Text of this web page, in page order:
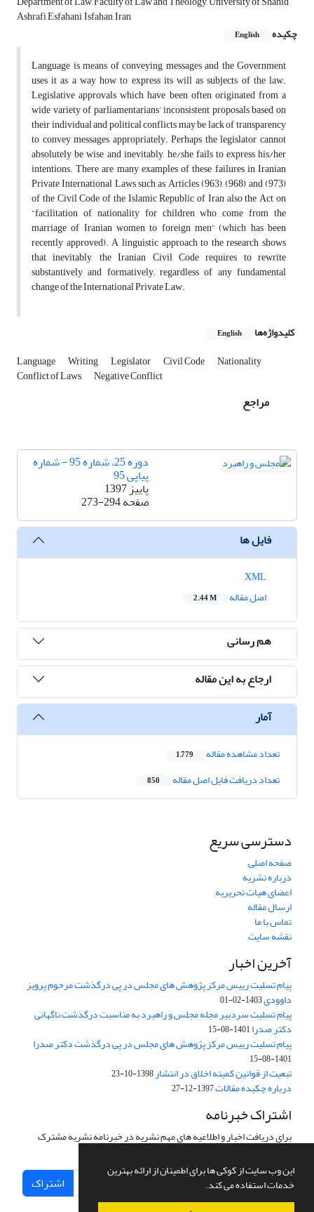
این وب سایت از کوکی ها برای اطمینان از ارائه بهترین
خدمات استفاده می کند.
Ashrafi Esfahani, Isfahan, Iran
چکیده
English
Language is means of conveying messages and the Government
uses it as a way how to express its will as subjects of the law.
Legislative approvals which have been often originated from a
wide variety of parliamentarians’ inconsistent proposals based on
their individual and political conflicts may be lack of transparency
to convey messages appropriately. Perhaps the legislator cannot
absolutely be wise, and inevitably, he/she fails to express his/her
intentions. There are many examples of these failures in Iranian
Private International Laws such as Articles (963), (968) and (973)
of the Civil Code of the Islamic Republic of Iran also the Act on
“facilitation of nationality for children who come from the
marriage of Iranian women to foreign men” (which has been
recently approved). A linguistic approach to the research shows
that inevitably, the Iranian Civil Code requires to rewrite
substantively and formatively; regardless of any fundamental
change of the International Private Law.
کلیدواژه‌ها English
Language Writing Legislator Civil Code Nationality
Conflict of Laws Negative Conflict
مراجع
دوره 25، شماره 95 - شماره
پیاپی 95
پاییز 1397
صفحه273-294
فایل ها
اصل مقاله
2.44 M
هم رسانی
ارجاع به این مقاله
آمار
تعداد مشاهده مقاله 1,779
تعداد دریافت فایل اصل مقاله 850
دسترسی سریع
صفحه اصلی
درباره نشریه
اعضای هیات تحریریه
ارسال مقاله
تماس با ما
نقشه سایت
آخرین اخبار
پیام تسلیت رییس مرکز پژوهش های مجلس در پی درگذشت مرحوم پرویز
داوودی1403-02-01
پیام تسلیت سردبیر مجله مجلس و راهبرد به مناسبت درگذشت ناگهانی
دکتر صدرا1401-08-15
پیام تسلیت رییس مرکز پژوهش های مجلس در پی درگذشت دکتر صدرا
1401-08-15
تبعیت از قوانین کمیته اخلاق در انتشار1398-10-23
درباره چکیده مقالات1397-12-27
اشتراک خبرنامه
برای دریافت اخبار و اطلاعیه های مهم نشریه در خبرنامه نشریه مشترک
اشتراک